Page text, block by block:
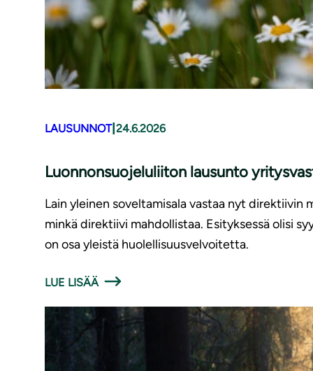
LAUSUNNOT| 24.6.2026
Luonnonsuojeluliiton lausunto
Lain yleinen soveltamisala vastaa nyt direktiivin
minkä direktiivi mahdollistaa. Esityksessä olisi
on osa yleistä huolellisuusvelvoitetta.
LUE LISÄÄ